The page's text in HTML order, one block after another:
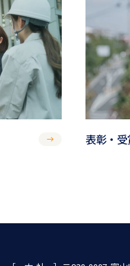
表彰・受